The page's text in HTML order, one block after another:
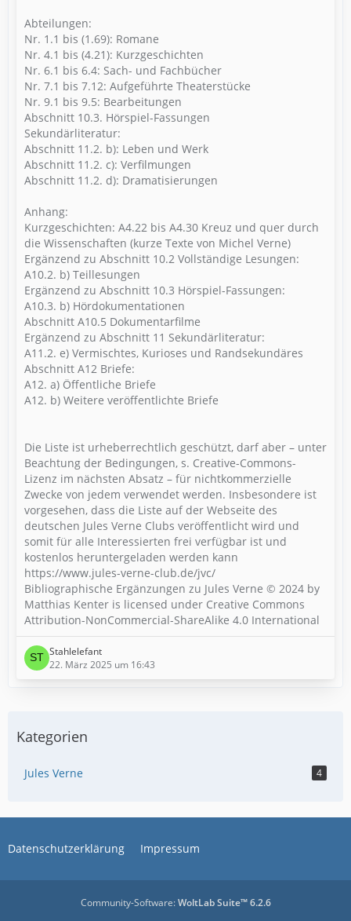
Abteilungen:
Nr. 1.1 bis (1.69): Romane
Nr. 4.1 bis (4.21): Kurzgeschichten
Nr. 6.1 bis 6.4: Sach- und Fachbücher
Nr. 7.1 bis 7.12: Aufgeführte Theaterstücke
Nr. 9.1 bis 9.5: Bearbeitungen
Abschnitt 10.3. Hörspiel-Fassungen
Sekundärliteratur:
Abschnitt 11.2. b): Leben und Werk
Abschnitt 11.2. c): Verfilmungen
Abschnitt 11.2. d): Dramatisierungen
Anhang:
Kurzgeschichten: A4.22 bis A4.30 Kreuz und quer durch
die Wissenschaften (kurze Texte von Michel Verne)
Ergänzend zu Abschnitt 10.2 Vollständige Lesungen:
A10.2. b) Teillesungen
Ergänzend zu Abschnitt 10.3 Hörspiel-Fassungen:
A10.3. b) Hördokumentationen
Abschnitt A10.5 Dokumentarfilme
Ergänzend zu Abschnitt 11 Sekundärliteratur:
A11.2. e) Vermischtes, Kurioses und Randsekundäres
Abschnitt A12 Briefe:
A12. a) Öffentliche Briefe
A12. b) Weitere veröffentlichte Briefe
Die Liste ist urheberrechtlich geschützt, darf aber – unter
Beachtung der Bedingungen, s. Creative-Commons-
Lizenz im nächsten Absatz – für nichtkommerzielle
Zwecke von jedem verwendet werden. Insbesondere ist
vorgesehen, dass die Liste auf der Webseite des
deutschen Jules Verne Clubs veröffentlicht wird und
somit für alle Interessierten frei verfügbar ist und
kostenlos heruntergeladen werden kann
https://www.jules-verne-club.de/jvc/
Bibliographische Ergänzungen zu Jules Verne © 2024 by
Matthias Kenter is licensed under Creative Commons
Attribution-NonCommercial-ShareAlike 4.0 International
Stahlelefant
22. März 2025 um 16:43
Kategorien
Jules Verne 4
Datenschutzerklärung Impressum
Community-Software:WoltLab Suite™ 6.2.6